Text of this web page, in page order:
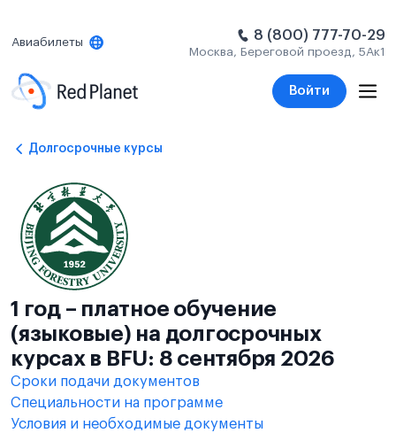
Авиабилеты 8 (800) 777-70-29
Москва, Береговой проезд, 5Ак1
Войти
Долгосрочные курсы
1 год – платное обучение
(языковые) на долгосрочных
курсах в BFU: 8 сентября 2026
Сроки подачи документов
Специальности на программе
Условия и необходимые документы